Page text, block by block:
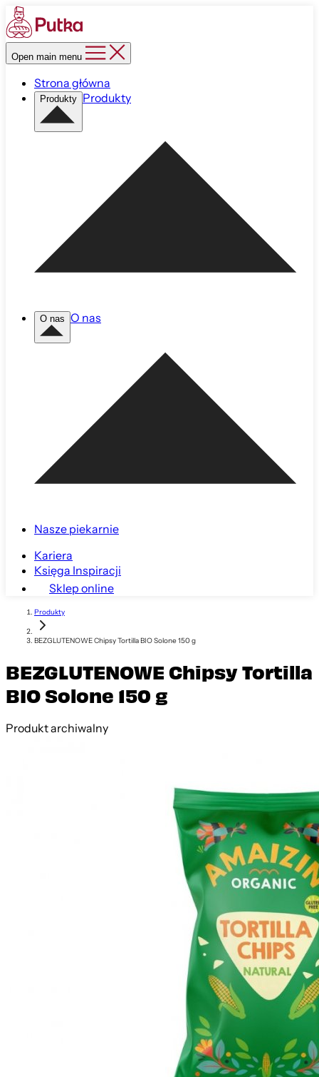
Open main menu
Strona główna
Produkty Produkty
O nas O nas
Nasze piekarnie
Kariera
Księga Inspiracji
Sklep online
Produkty
BEZGLUTENOWE Chipsy Tortilla BIO Solone 150 g
BEZGLUTENOWE Chipsy Tortilla
BIO Solone 150 g
Produkt archiwalny